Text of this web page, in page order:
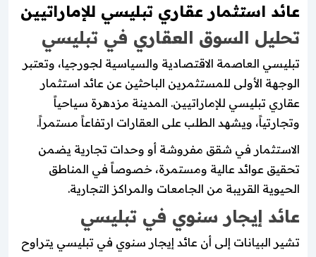
عائد استثمار عقاري تبليسي للإماراتيين
تحليل السوق العقاري في تبليسي
تبليسي العاصمة الاقتصادية والسياسية لجورجيا، وتعتبر
الوجهة الأولى للمستثمرين الباحثين عن عائد استثمار
عقاري تبليسي للإماراتيين. المدينة مزدهرة سياحياً
وتجارتياً، ويشهد الطلب على العقارات ارتفاعاً مستمراً.
الاستثمار في شقق مفروشة أو وحدات تجارية يضمن
تحقيق عوائد عالية ومستمرة، خصوصاً في المناطق
الحيوية القريبة من الجامعات والمراكز التجارية.
عائد إيجار سنوي في تبليسي
تشير البيانات إلى أن عائد إيجار سنوي في تبليسي يتراوح